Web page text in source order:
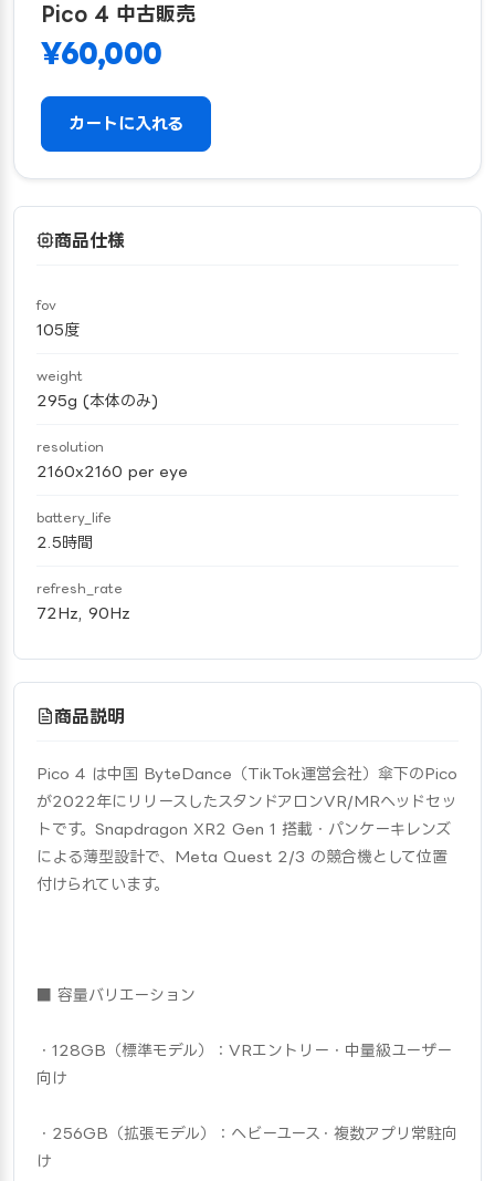
Pico 4 中古販売
¥60,000
カートに入れる
商品仕様
fov
105度
weight
295g (本体のみ)
resolution
2160x2160 per eye
battery_life
2.5時間
refresh_rate
72Hz, 90Hz
商品説明
Pico 4 は中国 ByteDance（TikTok運営会社）傘下のPico
が2022年にリリースしたスタンドアロンVR/MRヘッドセッ
トです。Snapdragon XR2 Gen 1 搭載・パンケーキレンズ
による薄型設計で、Meta Quest 2/3 の競合機として位置
付けられています。
■ 容量バリエーション
・128GB（標準モデル）：VRエントリー・中量級ユーザー
向け
・256GB（拡張モデル）：ヘビーユース・複数アプリ常駐向
け